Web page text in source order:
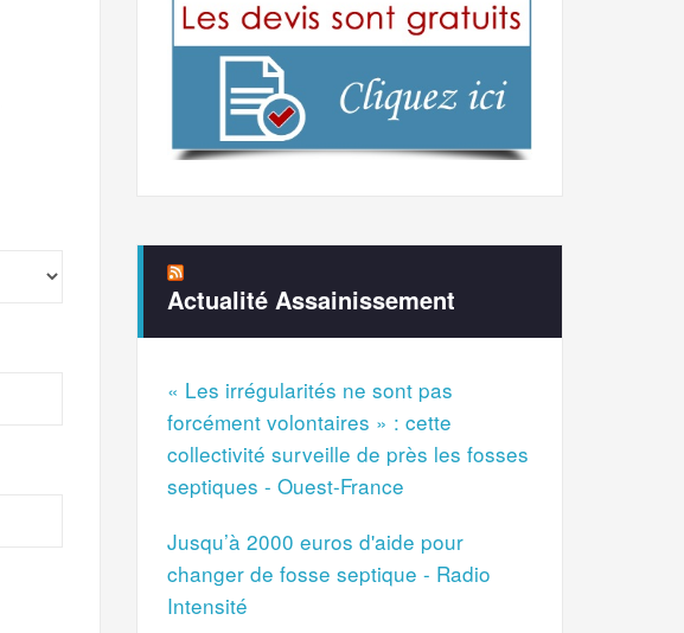
Actualité Assainissement
« Les irrégularités ne sont pas
forcément volontaires » : cette
collectivité surveille de près les fosses
septiques - Ouest-France
Jusqu’à 2000 euros d'aide pour
changer de fosse septique - Radio
Intensité